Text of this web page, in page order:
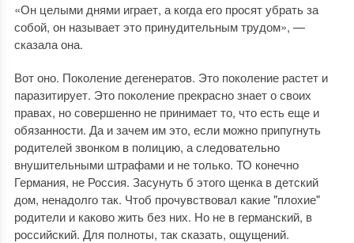
«Он целыми днями играет, а когда его просят убрать за
собой, он называет это принудительным трудом», —
сказала она.
Вот оно. Поколение дегенератов. Это поколение растет и
паразитирует. Это поколение прекрасно знает о своих
правах, но совершенно не принимает то, что есть еще и
обязанности. Да и зачем им это, если можно припугнуть
родителей звонком в полицию, а следовательно
внушительными штрафами и не только. ТО конечно
Германия, не Россия. Засунуть б этого щенка в детский
дом, ненадолго так. Чтоб прочувствовал какие "плохие"
родители и каково жить без них. Но не в германский, в
российский. Для полноты, так сказать, ощущений.